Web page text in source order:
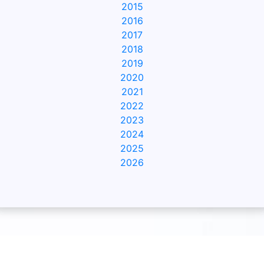
2015
2016
2017
2018
2019
2020
2021
2022
2023
2024
2025
2026